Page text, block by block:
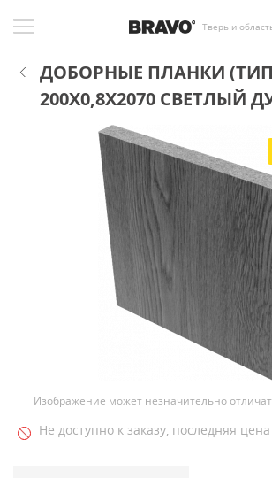
Тверь и
ДОБОРНЫЕ ПЛАНКИ (ТИП
200X0,8X2070 СВЕТЛЫЙ
Изображение может незначительно
Не доступно к заказу, последняя